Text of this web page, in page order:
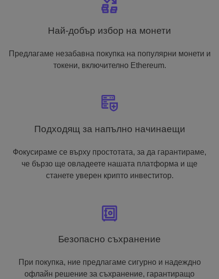
Най-добър избор на монети
Предлагаме незабавна покупка на популярни монети и
токени, включително Ethereum.
Подходящ за напълно начинаещи
Фокусираме се върху простотата, за да гарантираме,
че бързо ще овладеете нашата платформа и ще
станете уверен крипто инвеститор.
Безопасно съхранение
При покупка, ние предлагаме сигурно и надеждно
офлайн решение за съхранение, гарантиращо